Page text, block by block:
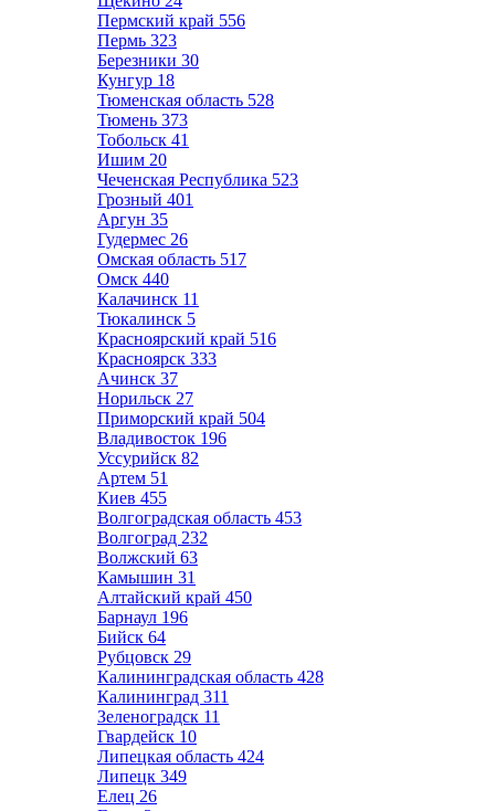
Пермский край 556
Пермь 323
Березники 30
Кунгур 18
Тюменская область 528
Тюмень 373
Тобольск 41
Ишим 20
Чеченская Республика 523
Грозный 401
Аргун 35
Гудермес 26
Омская область 517
Омск 440
Калачинск 11
Тюкалинск 5
Красноярский край 516
Красноярск 333
Ачинск 37
Норильск 27
Приморский край 504
Владивосток 196
Уссурийск 82
Артем 51
Киев 455
Волгоградская область 453
Волгоград 232
Волжский 63
Камышин 31
Алтайский край 450
Барнаул 196
Бийск 64
Рубцовск 29
Калининградская область 428
Калининград 311
Зеленоградск 11
Гвардейск 10
Липецкая область 424
Липецк 349
Елец 26